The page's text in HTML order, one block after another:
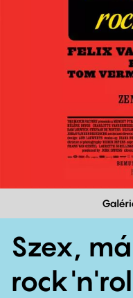
Szex,